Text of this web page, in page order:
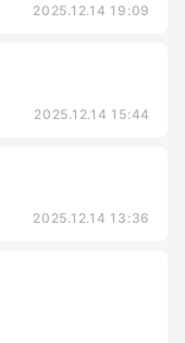
2025.12.14 19:09
2025.12.14 15:44
2025.12.14 13:36